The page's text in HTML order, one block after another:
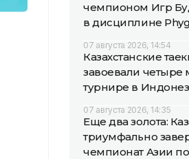
чемпионом Игр
в дисциплине
07 августа 2026, 14:54
Казахстанские
завоевали четыре
турнире в
07 августа 2026, 14:35
Еще два золота:
триумфально
чемпионат Азии